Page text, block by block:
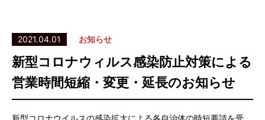
2021.04.01 お知らせ
新型コロナウィルス感染防止対策による
営業時間短縮・変更・延長のお知らせ
新型コロナウイルスの感染拡大による各自治体の時短要請を受